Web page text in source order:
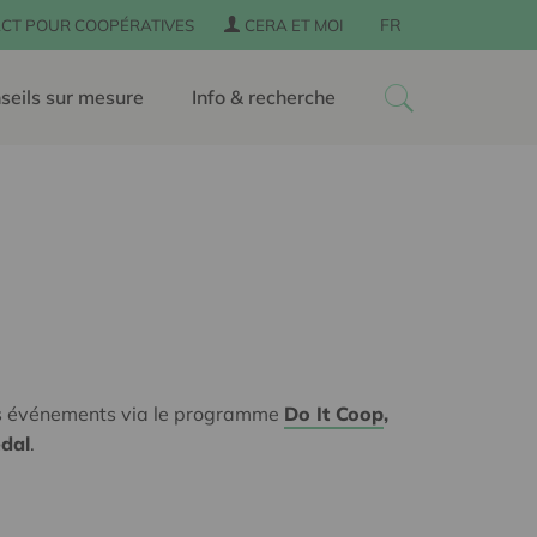
POUR COOPÉRATIVES CERA ET MOI FR
sur mesure Info & recherche
via le programme Do It Coop,
.